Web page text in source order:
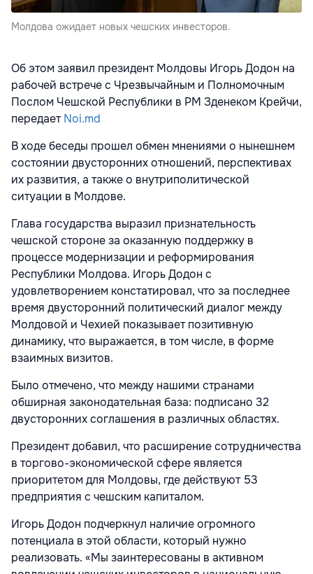
Молдова ожидает новых чешских инвесторов.
Об этом заявил президент Молдовы Игорь Додон на
рабочей встрече с Чрезвычайным и Полномочным
Послом Чешской Республики в РМ Зденеком Крейчи,
передаетNoi.md
В ходе беседы прошел обмен мнениями о нынешнем
состоянии двусторонних отношений, перспективах
их развития, а также о внутриполитической
ситуации в Молдове.
Глава государства выразил признательность
чешской стороне за оказанную поддержку в
процессе модернизации и реформирования
Республики Молдова. Игорь Додон с
удовлетворением констатировал, что за последнее
время двусторонний политический диалог между
Молдовой и Чехией показывает позитивную
динамику, что выражается, в том числе, в форме
взаимных визитов.
Было отмечено, что между нашими странами
обширная законодательная база: подписано 32
двусторонних соглашения в различных областях.
Президент добавил, что расширение сотрудничества
в торгово-экономической сфере является
приоритетом для Молдовы, где действуют 53
предприятия с чешским капиталом.
Игорь Додон подчеркнул наличие огромного
потенциала в этой области, который нужно
реализовать. «Мы заинтересованы в активном